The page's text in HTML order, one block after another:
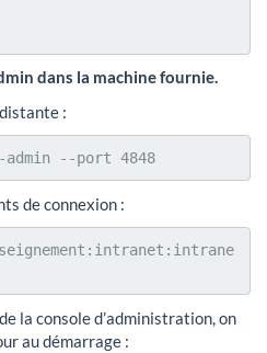
dans la machine fournie.
:
admin --port 4848
de connexion :
la console d’administration, on
au démarrage :